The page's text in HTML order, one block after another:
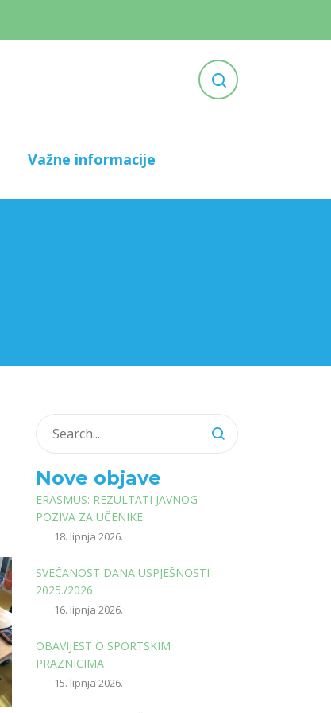
Važne informacije
Nove objave
ERASMUS: REZULTATI JAVNOG
POZIVA ZA UČENIKE
18. lipnja 2026.
SVEČANOST DANA USPJEŠNOSTI
2025./2026.
16. lipnja 2026.
OBAVIJEST O SPORTSKIM
PRAZNICIMA
15. lipnja 2026.